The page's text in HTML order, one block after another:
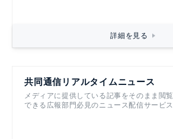
詳細を見る
共同通信リアルタイムニュース
メディアに提供している記事をそのまま閲覧
できる広報部門必見のニュース配信サービス